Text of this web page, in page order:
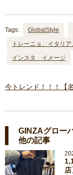
Tags: GlobalStyle
トレーニョ、イタリア
インスタ イメージ
今トレンド！！！【
GINZAグロー
他の記事
店